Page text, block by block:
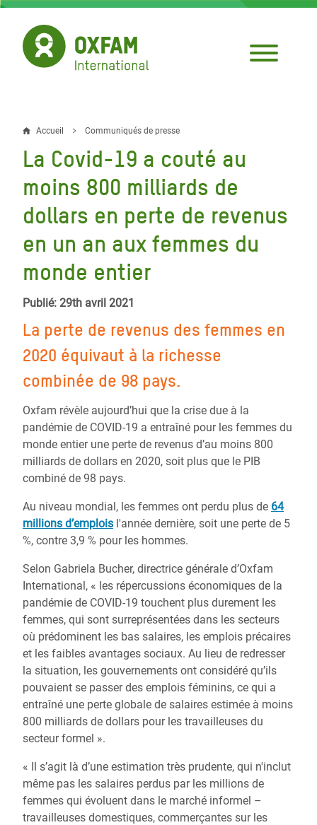
Aller
contenu
principal
Fil
d'Ariane
Accueil Communiqués de presse
La Covid-19 a couté au
moins 800 milliards de
dollars en perte de revenus
en un an aux femmes du
monde entier
Publié: 29th avril 2021
La perte de revenus des femmes en
2020 équivaut à la richesse
combinée de 98 pays.
Oxfam révèle aujourd’hui que la crise due à la
pandémie de COVID-19 a entraîné pour les femmes du
monde entier une perte de revenus d’au moins 800
milliards de dollars en 2020, soit plus que le PIB
combiné de 98 pays.
Au niveau mondial, les femmes ont perdu plus de 64
millions d’emplois l'année dernière, soit une perte de 5
%, contre 3,9 % pour les hommes.
Selon Gabriela Bucher, directrice générale d’Oxfam
International, « les répercussions économiques de la
pandémie de COVID-19 touchent plus durement les
femmes, qui sont surreprésentées dans les secteurs
où prédominent les bas salaires, les emplois précaires
et les faibles avantages sociaux. Au lieu de redresser
la situation, les gouvernements ont considéré qu’ils
pouvaient se passer des emplois féminins, ce qui a
entraîné une perte globale de salaires estimée à moins
800 milliards de dollars pour les travailleuses du
secteur formel ».
« Il s’agit là d’une estimation très prudente, qui n'inclut
même pas les salaires perdus par les millions de
femmes qui évoluent dans le marché informel –
travailleuses domestiques, commerçantes sur les